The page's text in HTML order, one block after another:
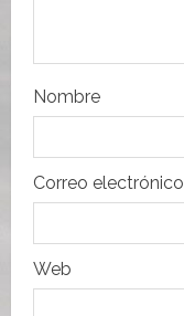
t
a
a
Nombre
Correo electrónico
Web